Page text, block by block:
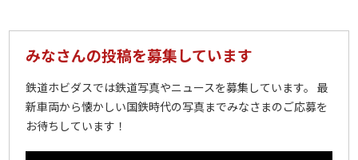
みなさんの投稿を募集しています
鉄道ホビダスでは鉄道写真やニュースを募集しています。 最
新車両から懐かしい国鉄時代の写真までみなさまのご応募を
お待ちしています！